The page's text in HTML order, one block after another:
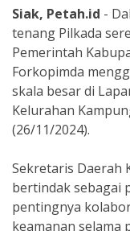
Siak, Petah.id -
tenang Pilkada
Pemerintah
Forkopimda
skala besar di
Kelurahan
(26/11/2024).
Sekretaris Daerah
bertindak sebagai
pentingnya
keamanan selama